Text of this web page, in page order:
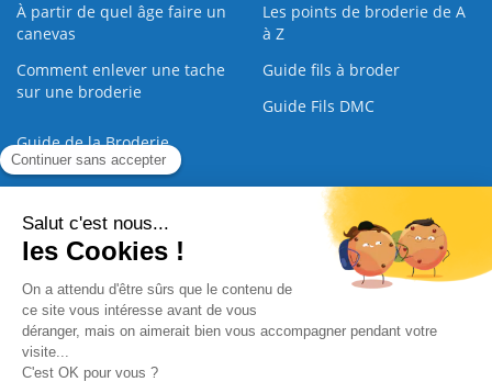
À partir de quel âge faire un
canevas
Les points de broderie de A
à Z
Comment enlever une tache
sur une broderie
Guide fils à broder
Guide Fils DMC
Guide de la Broderie
Commande Papier | Nous contacter |
Paiement sécurisé |